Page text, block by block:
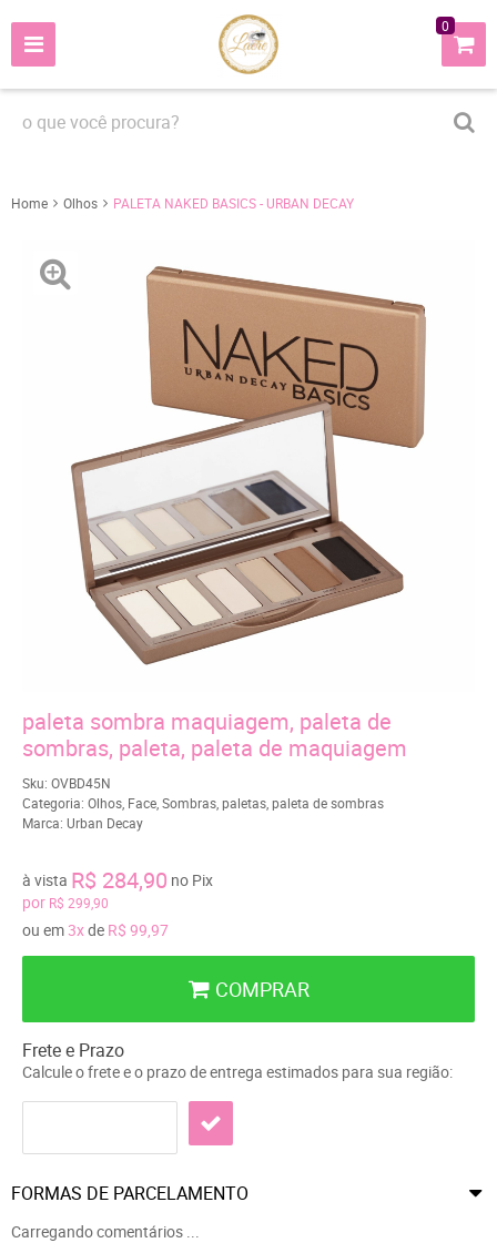
0
Home Olhos PALETA NAKED BASICS - URBAN DECAY
paleta sombra maquiagem, paleta de
sombras, paleta, paleta de maquiagem
Sku: OVBD45N
Categoria: Olhos Face Sombras paletas paleta de sombras
Marca: Urban Decay
por R$ 299,90
à vista R$ 284,90 no Pix
ou em3xde R$ 99,97
COMPRAR
Frete e Prazo
Calcule o frete e o prazo de entrega estimados para sua região:
FORMAS DE PARCELAMENTO
Carregando comentários ...